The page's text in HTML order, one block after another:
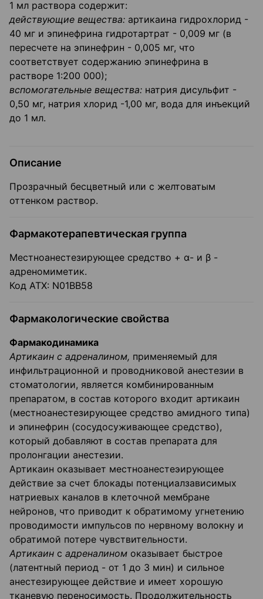
1 мл раствора содержит:
действующие вещества: артикаина гидрохлорид -
40 мг и эпинефрина гидротартрат - 0,009 мг (в
пересчете на эпинефрин - 0,005 мг, что
соответствует содержанию эпинефрина в
растворе 1:200 000);
вспомогательные вещества: натрия дисульфит -
0,50 мг, натрия хлорид -1,00 мг, вода для инъекций
до 1 мл.
Описание
Прозрачный бесцветный или с желтоватым
оттенком раствор.
Фармакотерапевтическая группа
Местноанестезирующее средство + ɑ- и β -
адреномиметик.
Код ATX: N01BB58
Фармакологические свойства
Фармакодинамика
Артикаин с адреналином, применяемый для
инфильтрационной и проводниковой анестезии в
стоматологии, является комбинированным
препаратом, в состав которого входит артикаин
(местноанестезирующее средство амидного типа)
и эпинефрин (сосудосуживающее средство),
который добавляют в состав препарата для
пролонгации анестезии.
Артикаин оказывает местноанестеэирующее
действие за счет блокады потенциалзависимых
натриевых каналов в клеточной мембране
нейронов, что приводит к обратимому угнетению
проводимости импульсов по нервному волокну и
обратимой потере чувствительности.
Артикаин с адреналином оказывает быстрое
(латентный период - от 1 до 3 мин) и сильное
анестезирующее действие и имеет хорошую
тканевую переносимость. Продолжительность